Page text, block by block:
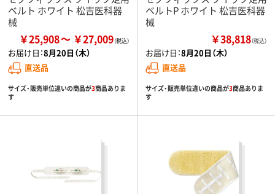
ベルト ホワイト 松吉医科器
械
￥25,908 ￥27,009
お届け日：8月20日（木）
直送品
サイズ・販売単位違いの商品が3商品ありま
す
ベルトP ホワイト 松吉医科器
械
￥38,818（税込）
お届け日：8月20日（木）
直送品
サイズ・販売単位違いの商品が3商品ありま
す